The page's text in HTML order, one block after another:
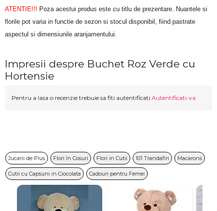
ATENTIE!!! Poza acestui produs este cu titlu de prezentare. Nuantele si
florile pot varia in functie de sezon si stocul disponibil, fiind pastrate
aspectul si dimensiunile aranjamentului.
Impresii despre Buchet Roz Verde cu
Hortensie
Pentru a lasa o recenzie trebuie sa fiti autentificati Autentificati-va
Jucarii de Plus Flori în Cosuri Flori in Cutii 101 Trandafiri Macarons
Cutii cu Capsuni in Ciocolata Cadouri pentru Femei